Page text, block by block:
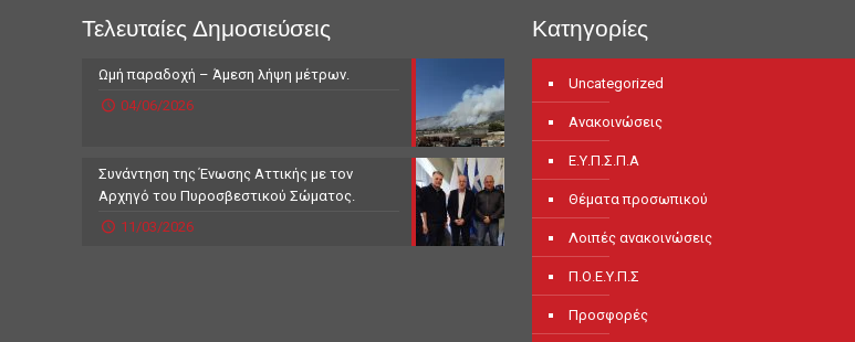
Τελευταίες Δημοσιεύσεις
Ωμή παραδοχή – Άμεση λήψη μέτρων.
04/06/2026
Συνάντηση της Ένωσης Αττικής με τον
Αρχηγό του Πυροσβεστικού Σώματος.
11/03/2026
Κατηγορίες
Uncategorized
Ανακοινώσεις
Ε.Υ.Π.Σ.Π.Α
Θέματα προσωπικού
Λοιπές ανακοινώσεις
Π.Ο.Ε.Υ.Π.Σ
Προσφορές